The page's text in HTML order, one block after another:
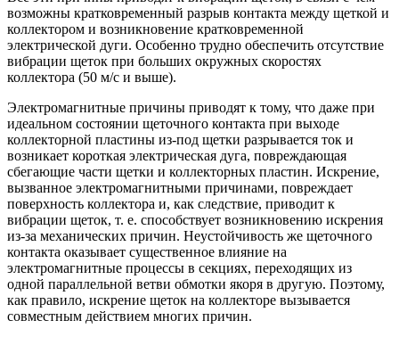
возможны кратковременный разрыв контакта между щеткой и
коллектором и возникновение кратковременной
электрической дуги. Особенно трудно обеспечить отсутствие
вибрации щеток при больших окружных скоростях
коллектора (50 м/с и выше).
Электромагнитные причины приводят к тому, что даже при
идеальном состоянии щеточного контакта при выходе
коллекторной пластины из-под щетки разрывается ток и
возникает короткая электрическая дуга, повреждающая
сбегающие части щетки и коллекторных пластин. Искрение,
вызванное электромагнитными причинами, повреждает
поверхность коллектора и, как следствие, приводит к
вибрации щеток, т. е. способствует возникновению искрения
из-за механических причин. Неустойчивость же щеточного
контакта оказывает существенное влияние на
электромагнитные процессы в секциях, переходящих из
одной параллельной ветви обмотки якоря в другую. Поэтому,
как правило, искрение щеток на коллекторе вызывается
совместным действием многих причин.